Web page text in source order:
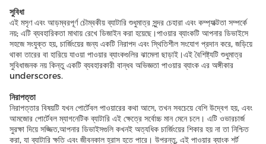
সুবিধা
এই মসৃণ এবং আড়ম্বরপূর্ণ চৌম্বকীয় ব্যাটারি শুধুমাত্র সুন্দর চেহারা এবং কম্প্যাক্টতা সম্পর্কে
নয়; এটি ব্যবহারিকতা মাথায় রেখে ডিজাইন করা হয়েছে।পাওয়ার ব্যাংকটি আপনার ডিভাইসে
সহজে সংযুক্ত হয়, চার্জিংয়ের জন্য একটি নিরাপদ এবং স্থিতিশীল সংযোগ প্রদান করে, জড়িয়ে
থাকা তারের বা হারিয়ে যাওয়া পাওয়ার ব্যাংকগুলির ঝামেলা ছাড়াই।এই বৈশিষ্ট্যটি শুধুমাত্র
সুবিধাজনক নয় কিন্তু একটি ব্যবহারকারী বান্ধব অভিজ্ঞতা পাওয়ার ব্যাংক এর অঙ্গীকার
underscores.
নিরাপত্তা
নিরাপত্তার বিষয়টি যখন পোর্টেবল পাওয়ারের কথা আসে, তখন সবচেয়ে বেশি উদ্বেগ হয়, এবং
আমজোর পোর্টেবল ম্যাগনেটিক ব্যাটারি এই ক্ষেত্রে সর্বোচ্চ মান মেনে চলে। এটি ওভারচার্জ
সুরক্ষা দিয়ে সজ্জিত,আপনার ডিভাইসগুলি কখনই অত্যধিক চার্জিংয়ের শিকার হয় না তা নিশ্চিত
করা, যা ব্যাটারি ক্ষতি এবং জীবনকাল হ্রাস হতে পারে। উপরন্তু, এই পাওয়ার ব্যাংক শর্ট